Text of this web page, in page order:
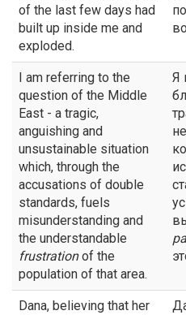
of the last few days had
built up inside me and
exploded.
I am referring to the
question of the Middle
East - a tragic,
anguishing and
unsustainable situation
which, through the
accusations of double
standards, fuels
misunderstanding and
the understandable
frustrationof the
population of that area.
Я
Dana, believing that her